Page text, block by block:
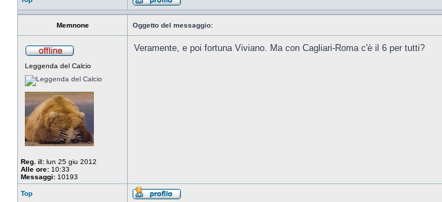
Memnone Oggetto del messaggio:
Leggenda del Calcio
Reg. il: lun 25 giu 2012
Alle ore: 10:33
Messaggi: 10193
Veramente, e poi fortuna Viviano. Ma con Cagliari-Roma c'è il 6 per tutti?
Top